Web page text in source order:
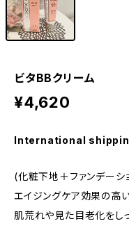
ビタBBクリーム
¥4,620
International
(化粧下地＋ファンデーシ
エイジングケア効果の高い
肌荒れや見た目老化をし